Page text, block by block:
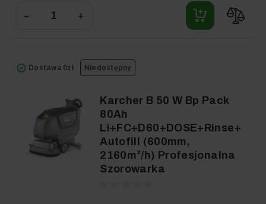
− +
Niedostępny
Dostawa 0zł
Karcher B 50 W Bp Pack
80Ah
Li+FC+D60+DOSE+Rinse+
Autofill (600mm,
2160m²/h) Profesjonalna
Szorowarka